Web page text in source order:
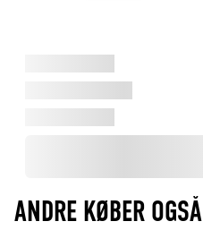
ANDRE KØBER OGSÅ